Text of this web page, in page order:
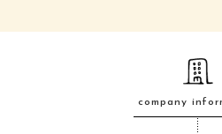
company